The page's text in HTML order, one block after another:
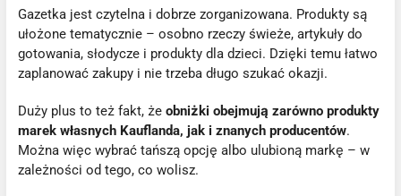
Gazetka jest czytelna i dobrze zorganizowana. Produkty są
ułożone tematycznie – osobno rzeczy świeże, artykuły do
gotowania, słodycze i produkty dla dzieci. Dzięki temu łatwo
zaplanować zakupy i nie trzeba długo szukać okazji.
Duży plus to też fakt, żeobniżki obejmują zarówno produkty
marek własnych Kauflanda, jak i znanych producentów.
Można więc wybrać tańszą opcję albo ulubioną markę – w
zależności od tego, co wolisz.